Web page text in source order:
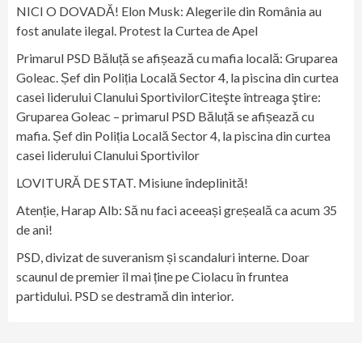
NICI O DOVADĂ! Elon Musk: Alegerile din România au
fost anulate ilegal. Protest la Curtea de Apel
Primarul PSD Băluță se afișează cu mafia locală: Gruparea
Goleac. Șef din Poliția Locală Sector 4, la piscina din curtea
casei liderului Clanului SportivilorCiteşte întreaga ştire:
Gruparea Goleac – primarul PSD Băluță se afișează cu
mafia. Șef din Poliția Locală Sector 4, la piscina din curtea
casei liderului Clanului Sportivilor
LOVITURĂ DE STAT. Misiune îndeplinită!
Atenție, Harap Alb: Să nu faci aceeași greșeală ca acum 35
de ani!
PSD, divizat de suveranism și scandaluri interne. Doar
scaunul de premier îl mai ține pe Ciolacu în fruntea
partidului. PSD se destramă din interior.